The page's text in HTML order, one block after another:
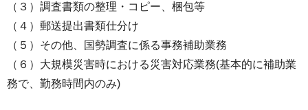
（３）調査書類の整理・コピー、梱包等
（４）郵送提出書類仕分け
（５）その他、国勢調査に係る事務補助業務
（６）大規模災害時における災害対応業務(基本的に補助業
務で、勤務時間内のみ)